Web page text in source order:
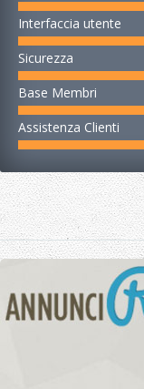
Interfaccia utente
Sicurezza
Base Membri
Assistenza Clienti